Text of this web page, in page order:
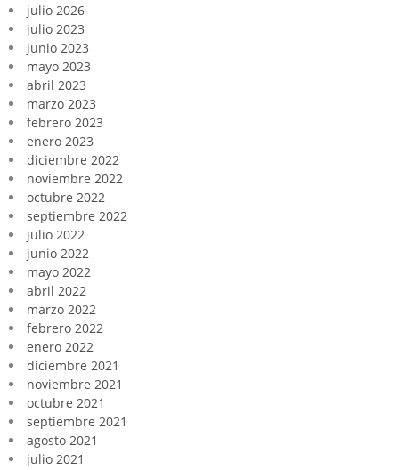
julio 2026
julio 2023
junio 2023
mayo 2023
abril 2023
marzo 2023
febrero 2023
enero 2023
diciembre 2022
noviembre 2022
octubre 2022
septiembre 2022
julio 2022
junio 2022
mayo 2022
abril 2022
marzo 2022
febrero 2022
enero 2022
diciembre 2021
noviembre 2021
octubre 2021
septiembre 2021
agosto 2021
julio 2021